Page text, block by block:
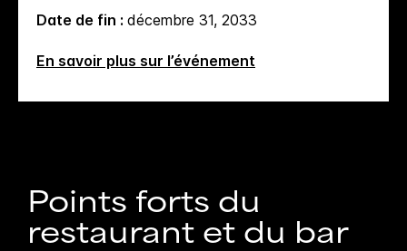
Date de fin : décembre 31, 2033
En savoir plus sur l’événement
Points forts du
restaurant et du bar